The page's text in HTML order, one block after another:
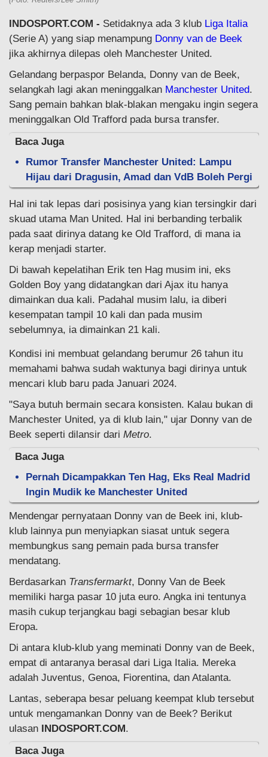
INDOSPORT.COM - Setidaknya ada 3 klub Liga Italia
(Serie A) yang siap menampung Donny van de Beek
jika akhirnya dilepas oleh Manchester United.
Gelandang berpaspor Belanda, Donny van de Beek,
selangkah lagi akan meninggalkan Manchester United.
Sang pemain bahkan blak-blakan mengaku ingin segera
meninggalkan Old Trafford pada bursa transfer.
Baca Juga
Rumor Transfer Manchester United: Lampu
Hijau dari Dragusin, Amad dan VdB Boleh Pergi
Hal ini tak lepas dari posisinya yang kian tersingkir dari
skuad utama Man United. Hal ini berbanding terbalik
pada saat dirinya datang ke Old Trafford, di mana ia
kerap menjadi starter.
Di bawah kepelatihan Erik ten Hag musim ini, eks
Golden Boy yang didatangkan dari Ajax itu hanya
dimainkan dua kali. Padahal musim lalu, ia diberi
kesempatan tampil 10 kali dan pada musim
sebelumnya, ia dimainkan 21 kali.
Kondisi ini membuat gelandang berumur 26 tahun itu
memahami bahwa sudah waktunya bagi dirinya untuk
mencari klub baru pada Januari 2024.
"Saya butuh bermain secara konsisten. Kalau bukan di
Manchester United, ya di klub lain," ujar Donny van de
Beek seperti dilansir dari Metro.
Baca Juga
Pernah Dicampakkan Ten Hag, Eks Real Madrid
Ingin Mudik ke Manchester United
Mendengar pernyataan Donny van de Beek ini, klub-
klub lainnya pun menyiapkan siasat untuk segera
membungkus sang pemain pada bursa transfer
mendatang.
Berdasarkan Transfermarkt, Donny Van de Beek
memiliki harga pasar 10 juta euro. Angka ini tentunya
masih cukup terjangkau bagi sebagian besar klub
Eropa.
Di antara klub-klub yang meminati Donny van de Beek,
empat di antaranya berasal dari Liga Italia. Mereka
adalah Juventus, Genoa, Fiorentina, dan Atalanta.
Lantas, seberapa besar peluang keempat klub tersebut
untuk mengamankan Donny van de Beek? Berikut
ulasan INDOSPORT.COM.
Baca Juga